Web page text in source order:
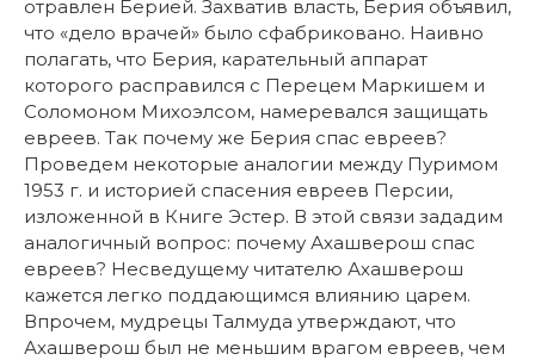
отравлен Берией. Захватив власть, Берия объявил,
что «дело врачей» было сфабриковано. Наивно
полагать, что Берия, карательный аппарат
которого расправился с Перецем Маркишем и
Соломоном Михоэлсом, намеревался защищать
евреев. Так почему же Берия спас евреев?
Проведем некоторые аналогии между Пуримом
1953 г. и историей спасения евреев Персии,
изложенной в Книге Эстер. В этой связи зададим
аналогичный вопрос: почему Ахашверош спас
евреев? Несведущему читателю Ахашверош
кажется легко поддающимся влиянию царем.
Впрочем, мудрецы Талмуда утверждают, что
Ахашверош был не меньшим врагом евреев, чем